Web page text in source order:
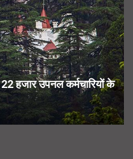
हजार उपनल कर्मचारियों के